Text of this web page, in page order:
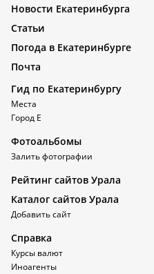
Новости Екатеринбурга
Статьи
Погода в Екатеринбурге
Почта
Гид по Екатеринбургу
Места
Город Е
Фотоальбомы
Залить фотографии
Рейтинг сайтов Урала
Каталог сайтов Урала
Добавить сайт
Справка
Курсы валют
Иноагенты